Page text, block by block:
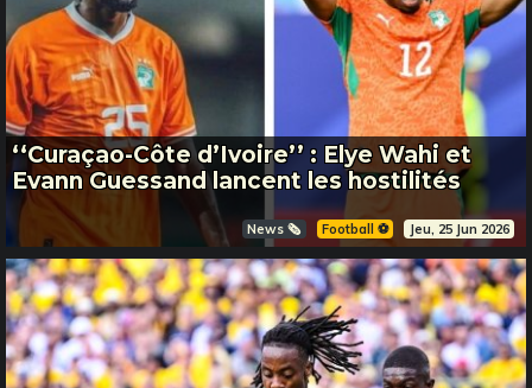
‘‘Curaçao-Côte d’Ivoire’’ : Elye Wahi et
Evann Guessand lancent les hostilités
News 🗞️ Football ⚽️ Jeu, 25 Jun 2026